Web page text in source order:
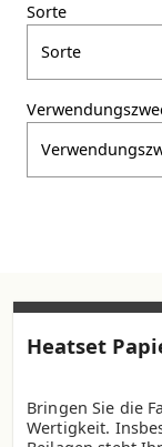
Sorte
Sorte
Heatset
Bringen Sie die
Wertigkeit.